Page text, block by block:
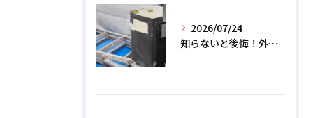
2026/07/24
知らないと後悔！外壁塗装で無機質塗料を選ぶデメリットと3つの罠